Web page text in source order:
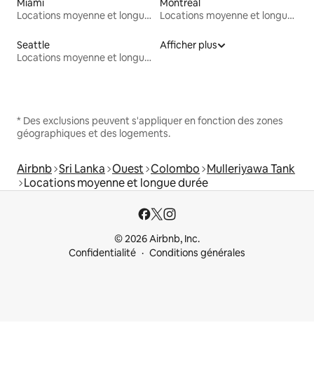
Miami
Locations moyenne et longue durée
Montréal
Locations moyenne et longue durée
Seattle
Locations moyenne et longue durée
Afficher plus
* Des exclusions peuvent s'appliquer en fonction des zones
géographiques et des logements.
Airbnb Sri Lanka Ouest Colombo Mulleriyawa Tank
Locations moyenne et longue durée
© 2026 Airbnb, Inc.
Confidentialité
Conditions générales